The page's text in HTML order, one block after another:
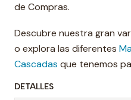
de Compras.
Descubre nuestra gran
o explora las diferentes
Cascadas que tenemos
DETALLES